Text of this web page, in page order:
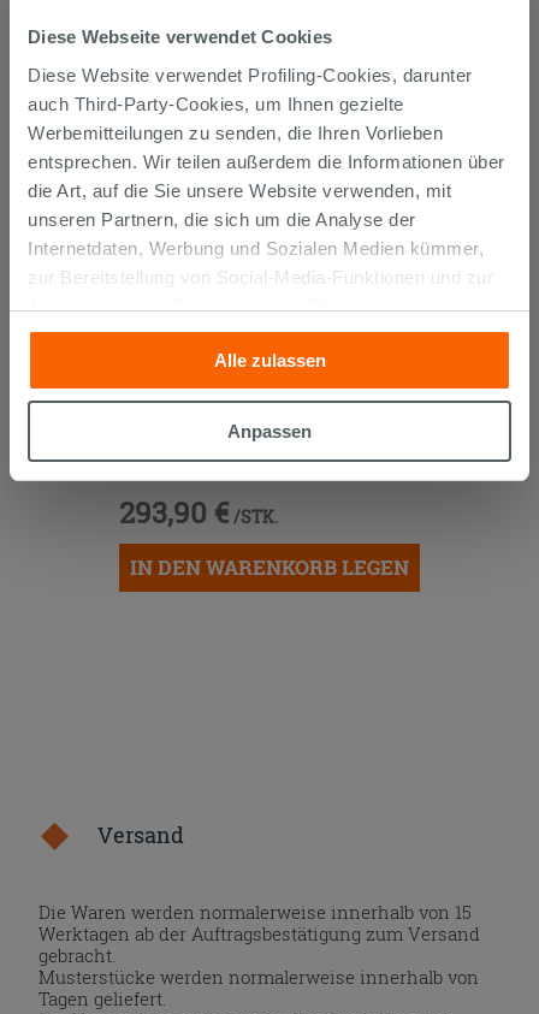
Diese Webseite verwendet Cookies
Diese Website verwendet Profiling-Cookies, darunter
auch Third-Party-Cookies, um Ihnen gezielte
Werbemitteilungen zu senden, die Ihren Vorlieben
entsprechen. Wir teilen außerdem die Informationen über
die Art, auf die Sie unsere Website verwenden, mit
unseren Partnern, die sich um die Analyse der
Internetdaten, Werbung und Sozialen Medien kümmer,
zur Bereitstellung von Social-Media-Funktionen und zur
Analyse unseres Datenverkehrs. Diese könnten sie mit
anderen Informationen, die Sie ihnen geliefert haben oder
die sie aufgrund Ihrer Verwendung ihrer Dienste
gesammelt haben, kombinieren. Falls Sie mehr wissen
möchten oder Ihre Zustimmung zu allen oder einigen
Zustimmung kann durch Klicken auf die Schaltfläche
„Cookies akzeptieren“ gegeben werden. Wenn Sie auf
nach der Installation der technischen Cookies fortsetzen.
Alle zulassen
Anpassen
GEKAUFT HABEN, KAUFTEN
AUCH...
EINBAUWASCHTISCH UNITOP HIDE
293,90 € /STK.
IN DEN WARENKORB LEGEN
Versand
Die Waren werden normalerweise innerhalb von 15
Werktagen ab der Auftragsbestätigung zum Versand
gebracht.
Musterstücke werden normalerweise innerhalb von
Tagen geliefert.